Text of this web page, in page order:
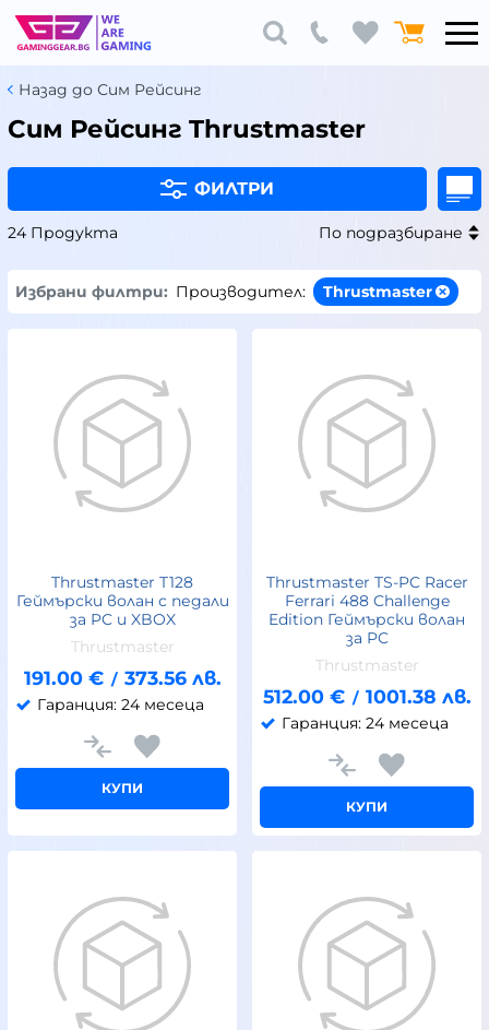
Назад до Сим Рейсинг
Сим Рейсинг Thrustmaster
ФИЛТРИ
24 Продукта По подразбиране
Избрани филтри: Производител: Thrustmaster
Thrustmaster T128
Геймърски волан с педали
за PC и XBOX
Thrustmaster
191.00 € / 373.56 лв.
Гаранция: 24 месеца
КУПИ
Thrustmaster TS-PC Racer
Ferrari 488 Challenge
Edition Геймърски волан
за PC
Thrustmaster
512.00 € / 1001.38 лв.
Гаранция: 24 месеца
КУПИ